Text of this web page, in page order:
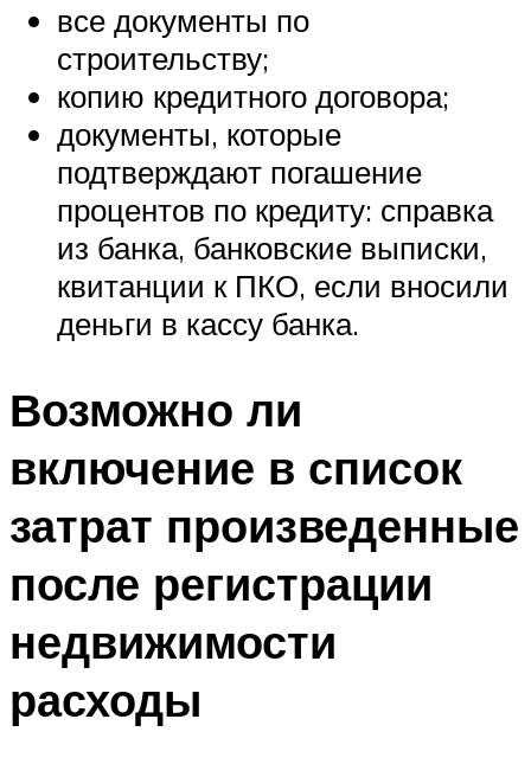
все документы по
строительству;
копию кредитного договора;
документы, которые
подтверждают погашение
процентов по кредиту: справка
из банка, банковские выписки,
квитанции к ПКО, если вносили
деньги в кассу банка.
Возможно ли
включение в список
затрат произведенные
после регистрации
недвижимости
расходы